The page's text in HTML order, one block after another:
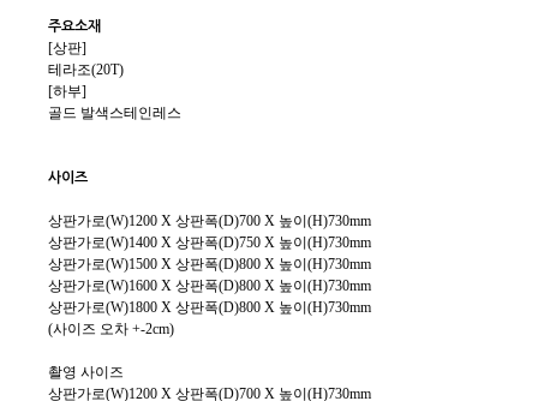
주요소재
[상판]
테라조(20T)
[하부]
골드 발색스테인레스
사이즈
상판가로(W)1200 X 상판폭(D)700 X 높이(H)730mm
상판가로(W)1400 X 상판폭(D)750 X 높이(H)730mm
상판가로(W)1500 X 상판폭(D)800 X 높이(H)730mm
상판가로(W)1600 X 상판폭(D)800 X 높이(H)730mm
상판가로(W)1800 X 상판폭(D)800 X 높이(H)730mm
(사이즈 오차 +-2cm)
촬영 사이즈
상판가로(W)1200 X 상판폭(D)700 X 높이(H)730mm